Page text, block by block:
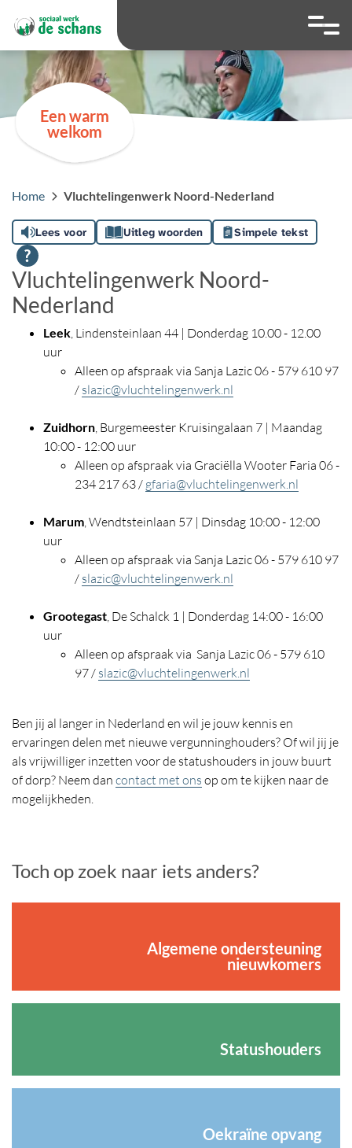
Hoog contrast
Ga naar
Een warm
welkom
Home Vluchtelingenwerk Noord-Nederland
Lees voor Uitleg woorden Simpele tekst
Vluchtelingenwerk Noord-
Nederland
Leek , Lindensteinlaan 44 | Donderdag 10.00 - 12.00
uur
Alleen op afspraak via Sanja Lazic 06 - 579 610 97
/ slazic@vluchtelingenwerk.nl
Zuidhorn , Burgemeester Kruisingalaan 7 | Maandag
10:00 - 12:00 uur
Alleen op afspraak via Graciëlla Wooter Faria 06 -
234 217 63 / gfaria@vluchtelingenwerk.nl
Marum , Wendtsteinlaan 57 | Dinsdag 10:00 - 12:00
uur
Alleen op afspraak via Sanja Lazic 06 - 579 610 97
/ slazic@vluchtelingenwerk.nl
Grootegast , De Schalck 1 | Donderdag 14:00 - 16:00
uur
Alleen op afspraak via Sanja Lazic 06 - 579 610
97 / slazic@vluchtelingenwerk.nl
Ben jij al langer in Nederland en wil je jouw kennis en
ervaringen delen met nieuwe vergunninghouders? Of wil jij je
als vrijwilliger inzetten voor de statushouders in jouw buurt
of dorp? Neem dan contact met ons op om te kijken naar de
mogelijkheden.
Toch op zoek naar iets anders?
Algemene ondersteuning
nieuwkomers
Statushouders
Oekraïne opvang